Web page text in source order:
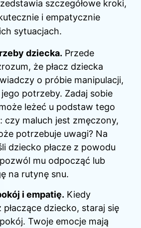
szczegółowe kroki,
i empatycznie
sytuacjach.
dziecka. Przede
że płacz dziecka
o próbie manipulacji,
potrzeby. Zadaj sobie
leżeć u podstaw tego
czy maluch jest zmęczony,
potrzebuje uwagi? Na
dziecko płacze z powodu
mu odpocząć lub
na rutynę snu.
i empatię. Kiedy
dziecko, staraj się
Twoje emocje mają